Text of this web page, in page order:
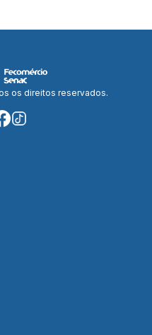
os direitos reservados.